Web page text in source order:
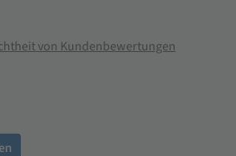
von Kundenbewertungen